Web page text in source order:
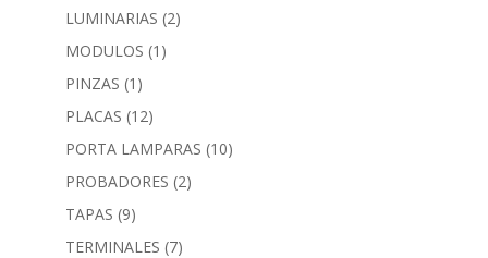
LUMINARIAS (2)
MODULOS (1)
PINZAS (1)
PLACAS (12)
PORTA LAMPARAS (10)
PROBADORES (2)
TAPAS (9)
TERMINALES (7)